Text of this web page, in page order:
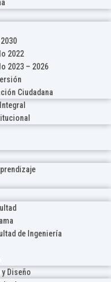
2022
2023 – 2026
Ciudadana
de Ingeniería
Diseño